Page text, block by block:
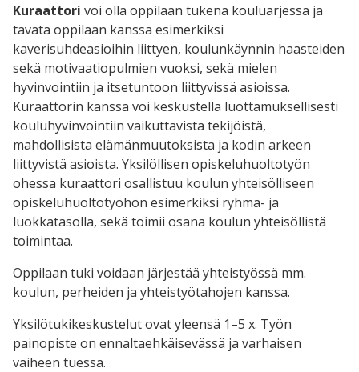
Kuraattori voi olla oppilaan tukena kouluarjessa ja
tavata oppilaan kanssa esimerkiksi
kaverisuhdeasioihin liittyen, koulunkäynnin haasteiden
sekä motivaatiopulmien vuoksi, sekä mielen
hyvinvointiin ja itsetuntoon liittyvissä asioissa.
Kuraattorin kanssa voi keskustella luottamuksellisesti
kouluhyvinvointiin vaikuttavista tekijöistä,
mahdollisista elämänmuutoksista ja kodin arkeen
liittyvistä asioista. Yksilöllisen opiskeluhuoltotyön
ohessa kuraattori osallistuu koulun yhteisölliseen
opiskeluhuoltotyöhön esimerkiksi ryhmä- ja
luokkatasolla, sekä toimii osana koulun yhteisöllistä
toimintaa.
Oppilaan tuki voidaan järjestää yhteistyössä mm.
koulun, perheiden ja yhteistyötahojen kanssa.
Yksilötukikeskustelut ovat yleensä 1–5 x. Työn
painopiste on ennaltaehkäisevässä ja varhaisen
vaiheen tuessa.